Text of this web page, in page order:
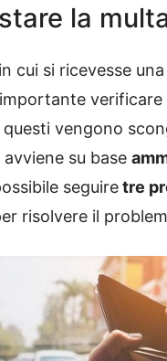
la
cui si ricevesse una
verificare
questi vengono
su base
seguiretre
risolvere il